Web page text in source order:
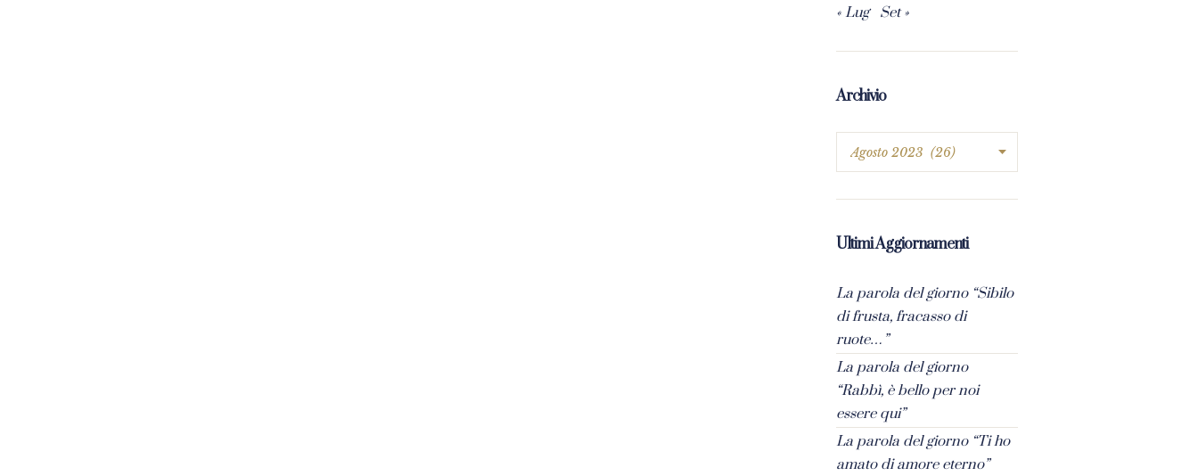
« Lug Set »
Archivio
Ultimi Aggiornamenti
La parola del giorno “Sibilo
di frusta, fracasso di
ruote…”
La parola del giorno
“Rabbì, è bello per noi
essere qui”
La parola del giorno “Ti ho
amato di amore eterno”